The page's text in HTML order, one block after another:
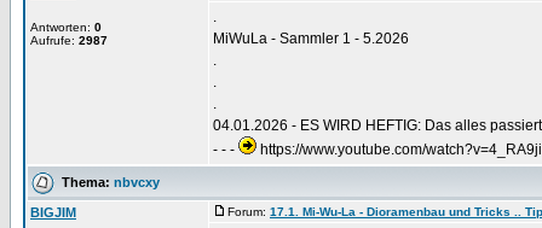
Antworten: 0
Aufrufe: 2987
.
MiWuLa - Sammler 1 - 5.2026
.
.
.
04.01.2026 - ES WIRD HEFTIG: Das alles
- - -
https://www.youtube.com/
Thema: nbvcxy
BIGJIM Forum: 17.1. Mi-Wu-La - Dioramenbau und Tricks ..